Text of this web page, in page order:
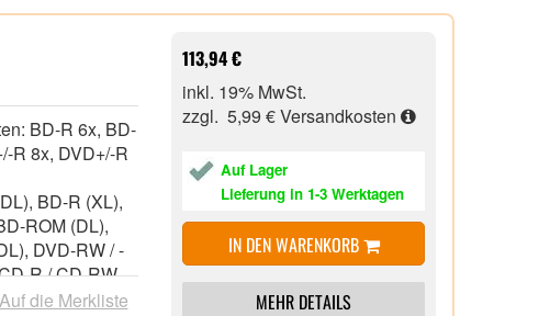
BD-R 6x, BD-
R 8x, DVD+/-R
BD-R (XL),
ROM (DL),
DVD-RW / -
R / CD-RW,
CD, CD-
Auf die Merkliste
113,94 €
inkl. 19% MwSt.
zzgl. 5,99 €Versandkosten
Auf Lager
Lieferung in 1-3 Werktagen
IN DEN WARENKORB
MEHR DETAILS